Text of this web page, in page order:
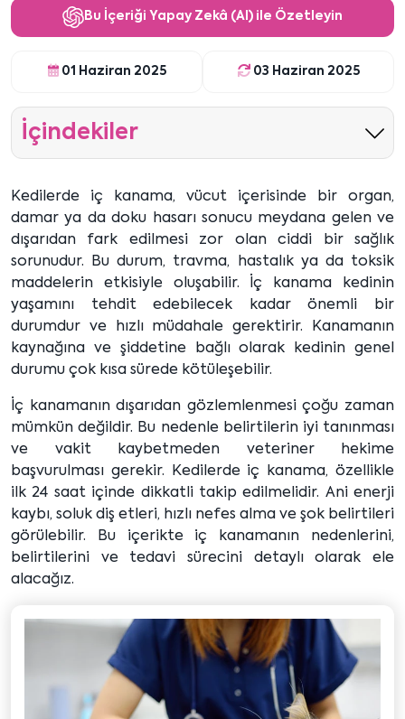
Bu İçeriği Yapay Zekâ (AI) ile Özetleyin
01 Haziran 2025 03 Haziran 2025
İçindekiler
Kedilerde iç kanama, vücut içerisinde bir organ,
damar ya da doku hasarı sonucu meydana gelen ve
dışarıdan fark edilmesi zor olan ciddi bir sağlık
sorunudur. Bu durum, travma, hastalık ya da toksik
maddelerin etkisiyle oluşabilir. İç kanama kedinin
yaşamını tehdit edebilecek kadar önemli bir
durumdur ve hızlı müdahale gerektirir. Kanamanın
kaynağına ve şiddetine bağlı olarak kedinin genel
durumu çok kısa sürede kötüleşebilir.
İç kanamanın dışarıdan gözlemlenmesi çoğu zaman
mümkün değildir. Bu nedenle belirtilerin iyi tanınması
ve vakit kaybetmeden veteriner hekime
başvurulması gerekir. Kedilerde iç kanama, özellikle
ilk 24 saat içinde dikkatli takip edilmelidir. Ani enerji
kaybı, soluk diş etleri, hızlı nefes alma ve şok belirtileri
görülebilir. Bu içerikte iç kanamanın nedenlerini,
belirtilerini ve tedavi sürecini detaylı olarak ele
alacağız.